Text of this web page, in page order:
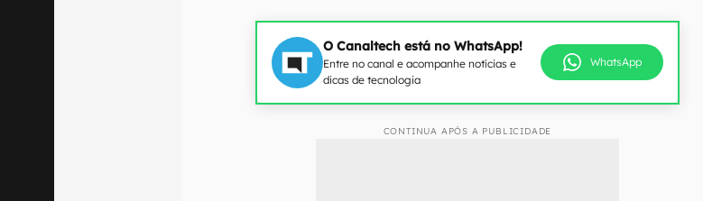
O Canaltech está no WhatsApp!
Entre no canal e acompanhe notícias e
dicas de tecnologia
WhatsApp
CONTINUA APÓS A PUBLICIDADE